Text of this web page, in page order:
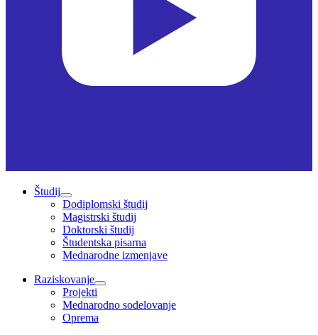
Študij
Dodiplomski študij
Magistrski študij
Doktorski študij
Študentska pisarna
Mednarodne izmenjave
Raziskovanje
Projekti
Mednarodno sodelovanje
Oprema